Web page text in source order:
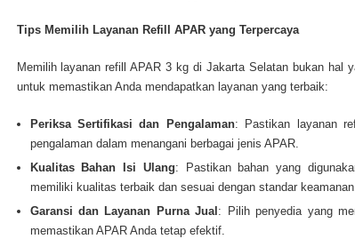
Tips Memilih Layanan Refill APAR yang Terpercaya
Memilih layanan refill APAR 3 kg di Jakarta Selatan bukan hal
untuk memastikan Anda mendapatkan layanan yang terbaik:
Periksa Sertifikasi dan Pengalaman: Pastikan layanan
pengalaman dalam menangani berbagai jenis APAR.
Kualitas Bahan Isi Ulang: Pastikan bahan yang
memiliki kualitas terbaik dan sesuai dengan standar
Garansi dan Layanan Purna Jual : Pilih penyedia yang
memastikan APAR Anda tetap efektif.